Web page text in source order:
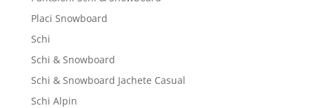
Placi Snowboard
Schi
Schi & Snowboard
Schi & Snowboard Jachete Casual
Schi Alpin